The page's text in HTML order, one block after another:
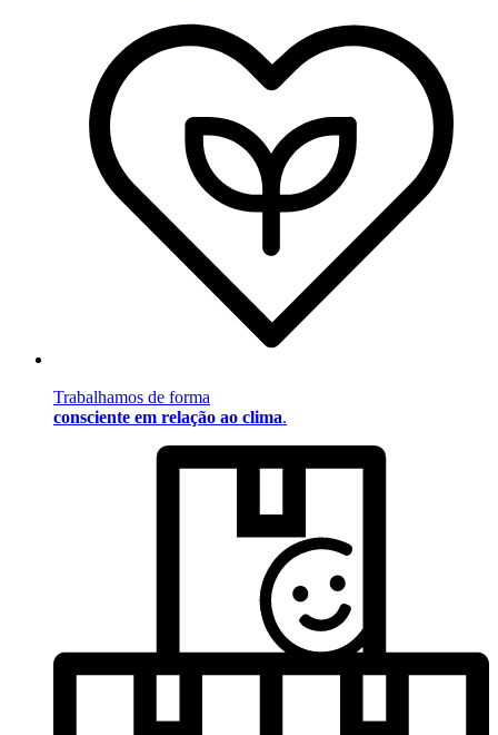
Trabalhamos de forma
consciente em relação ao clima.